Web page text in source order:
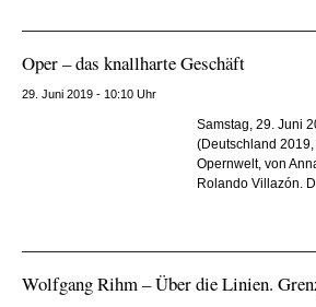
Oper – das knallharte Geschäft
29. Juni 2019 - 10:10 Uhr
Samstag, 29. Juni
(Deutschland
Opernwelt, von
Rolando Villazón.
Wolfgang Rihm – Über die Linien.